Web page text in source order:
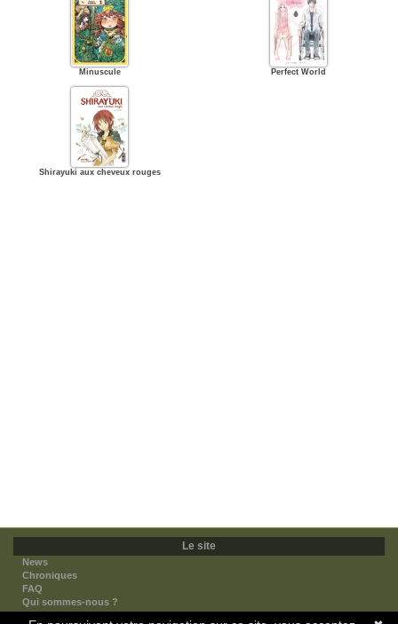
Minuscule Perfect World
Shirayuki aux cheveux rouges
Le site
News
Chroniques
FAQ
Qui sommes-nous ?
Nos partenaires